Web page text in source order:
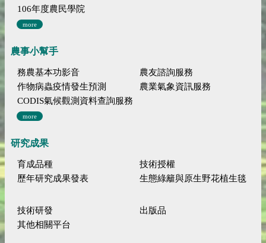
106年度農民學院
more
農事小幫手
務農基本功影音
農友諮詢服務
作物病蟲疫情發生預測
農業氣象資訊服務
CODIS氣候觀測資料查詢服務
more
研究成果
育成品種
技術授權
歷年研究成果發表
生態綠籬與原生野花植生毯
技術研發
出版品
其他相關平台